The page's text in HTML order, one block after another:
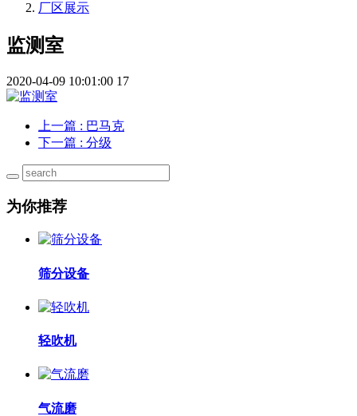
厂区展示
监测室
2020-04-09 10:01:00 17
上一篇 : 巴马克
下一篇 : 分级
为你推荐
筛分设备
轻吹机
气流磨